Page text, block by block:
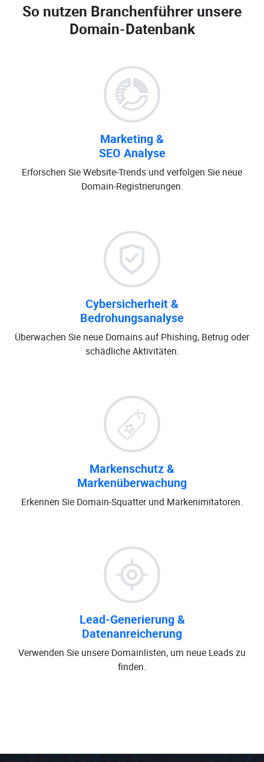
So nutzen Branchenführer unsere
Domain-Datenbank
Marketing &
SEO Analyse
Erforschen Sie Website-Trends und verfolgen Sie neue
Domain-Registrierungen.
Cybersicherheit &
Bedrohungsanalyse
Überwachen Sie neue Domains auf Phishing, Betrug oder
schädliche Aktivitäten.
Markenschutz &
Markenüberwachung
Erkennen Sie Domain-Squatter und Markenimitatoren.
Lead-Generierung &
Datenanreicherung
Verwenden Sie unsere Domainlisten, um neue Leads zu
finden.